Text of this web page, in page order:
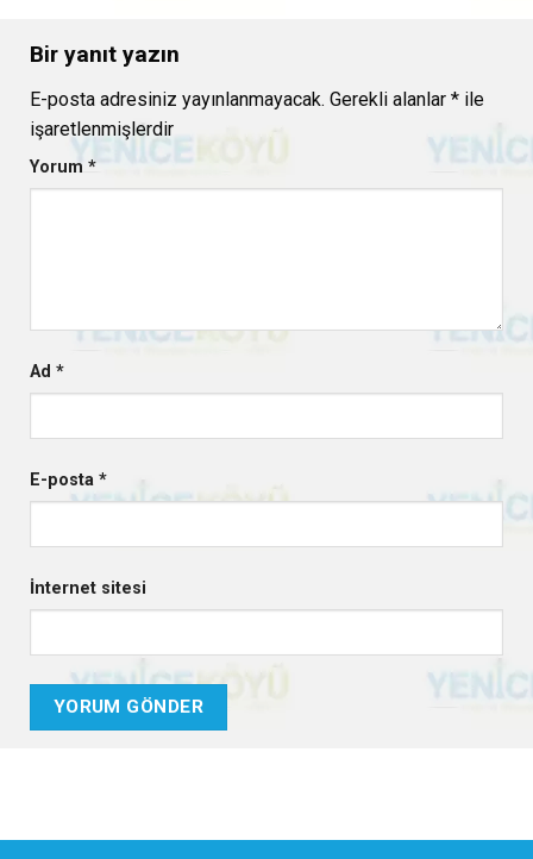
Bir yanıt yazın
E-posta adresiniz yayınlanmayacak. Gerekli alanlar * ile
işaretlenmişlerdir
Yorum *
Ad *
E-posta *
İnternet sitesi